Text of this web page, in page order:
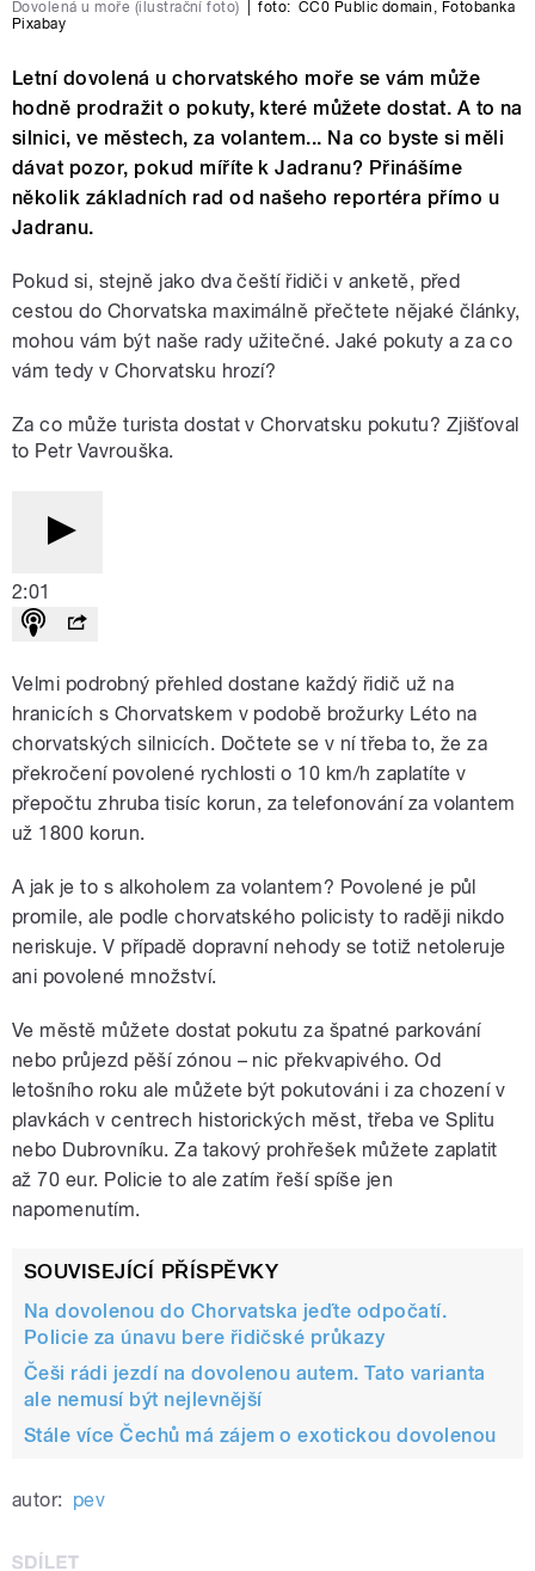
Dovolená u moře (ilustrační foto) foto: CC0 Public domain
Fotobanka
Pixabay
Letní dovolená u chorvatského moře se vám může
hodně prodražit o pokuty, které můžete dostat. A to na
silnici, ve městech, za volantem... Na co byste si měli
dávat pozor, pokud míříte k Jadranu? Přinášíme
několik základních rad od našeho reportéra přímo u
Jadranu.
Pokud si, stejně jako dva čeští řidiči v anketě, před
cestou do Chorvatska maximálně přečtete nějaké články,
mohou vám být naše rady užitečné. Jaké pokuty a za co
vám tedy v Chorvatsku hrozí?
Za co může turista dostat v Chorvatsku pokutu? Zjišťoval
to Petr Vavrouška.
2:01
Velmi podrobný přehled dostane každý řidič už na
hranicích s Chorvatskem v podobě brožurky Léto na
chorvatských silnicích. Dočtete se v ní třeba to, že za
překročení povolené rychlosti o 10 km/h zaplatíte v
přepočtu zhruba tisíc korun, za telefonování za volantem
už 1800 korun.
A jak je to s alkoholem za volantem? Povolené je půl
promile, ale podle chorvatského policisty to raději nikdo
neriskuje. V případě dopravní nehody se totiž netoleruje
ani povolené množství.
Ve městě můžete dostat pokutu za špatné parkování
nebo průjezd pěší zónou – nic překvapivého. Od
letošního roku ale můžete být pokutováni i za chození v
plavkách v centrech historických měst, třeba ve Splitu
nebo Dubrovníku. Za takový prohřešek můžete zaplatit
až 70 eur. Policie to ale zatím řeší spíše jen
napomenutím.
SOUVISEJÍCÍ PŘÍSPĚVKY
Na dovolenou do Chorvatska jeďte odpočatí.
Policie za únavu bere řidičské průkazy
Češi rádi jezdí na dovolenou autem. Tato varianta
ale nemusí být nejlevnější
Stále více Čechů má zájem o exotickou dovolenou
autor: pev